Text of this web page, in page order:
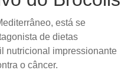
está se
de dietas
nutricional impressionante
o câncer.